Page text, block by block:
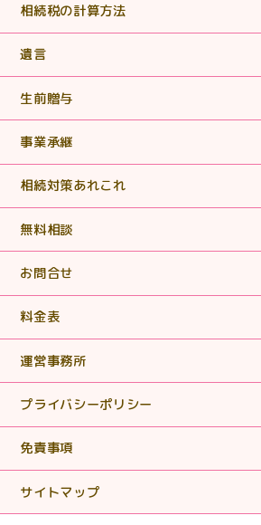
【相続税申告】丁寧な説明でわかりや
ました。
2025.06.18
【相続税申告・手続き】まさに「救世
のものでした。
2025.05.02
【相続税申告】丁寧に対応していた
いました。
2025.01.28
ございました。
【相続税申告・手続き】簡単な質問に
って対応していただきありがとうござ
相続税の計算方法
遺言
生前贈与
事業承継
相続対策あれこれ
無料相談
お問合せ
料金表
運営事務所
プライバシーポリシー
免責事項
サイトマップ